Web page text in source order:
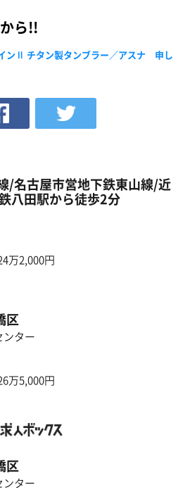
ら!!
ンⅡ チタン製タンブラー／アスナ 申し
/名古屋市営地下鉄東山線/近
八田駅から徒歩2分
万2,000円
区
ター
万5,000円
区
ター